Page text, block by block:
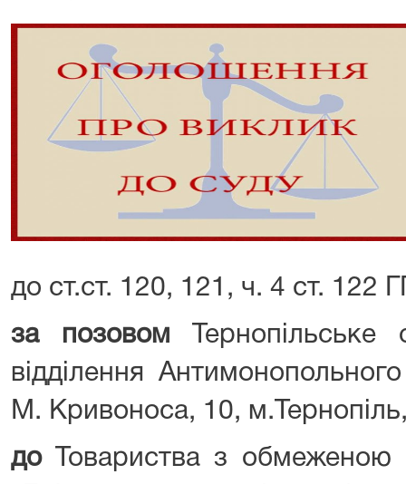
до ст.ст. 120, 121, ч. 4 ст. 122
за позовом
Тернопільське
відділення
М. Кривоноса, 10,
до
Товариства з обмеженою